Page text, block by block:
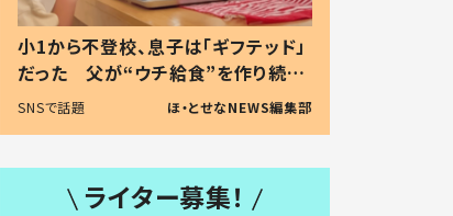
小1から不登校、息子は「ギフテッド」
だった 父が“ウチ給食”を作り続け
る理由とは #令和の親 #令和の子
SNSで話題 ほ・とせなNEWS編集部
ライター募集！